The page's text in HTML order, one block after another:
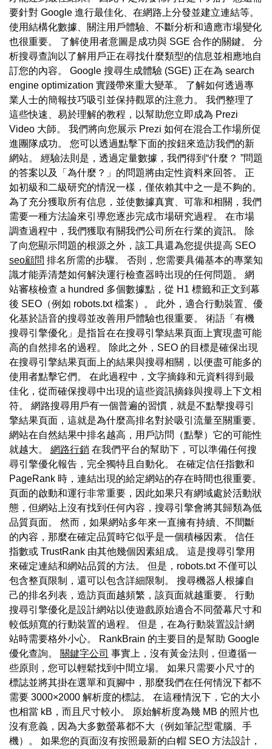
要針對 Google 進行最佳化、在網路上分發並建立連結等。
使用結構化數據、關注用戶體驗、不斷分析和適應市場變化
也很重要。 了解使用者意圖是成功與 SGE 合作的關鍵。 分
析搜尋查詢以了解用戶正在尋找什麼類型的信息並相應地自
訂您的內容。 Google 搜尋生成體驗 (SGE) 正在為 search
engine optimization 實踐帶來重大變革。 了解如何透過專
業人士的簡報技巧吸引並保持觀眾的注意力。 我們整理了
這些快速、易於理解的教程，以幫助您立即成為 Prezi
Video 大師。 我們將向您展示 Prezi 如何在混合工作場所促
進團隊成功。 您可以透過點擊下面的按鈕來造訪我們的新
網站。 經驗法則是，透過定量數據，我們得到“什麼？ ”問題
的答案以及「為什麼？」的問題將由定性資料來回答。 正
如初級和二級研究的情況一樣，僅依賴其中之一是不夠的。
為了充分獲取所有信息，並使數據真實、可靠和相關，我們
需要一種方法論來引導您逐步完成市場研究過程。 在市場
調查過程中，我們獲取有關我們公司所在行業的資訊。 除
了向您顯示問題的根源之外，該工具還為您提供提高 SEO
seo顧問 排名所需的步驟。 否則，您需要具備基本的專業知
識才能弄清楚如何解決運行檢查器時出現的任何問題。 網
站審核檢查 a hundred 多個數據點，從 H1 標籤和正文到幕
後 SEO（例如 robots.txt 檔案）。 此外，適合行動裝置、優
化基於語音的搜尋並改善用戶體驗也很重要。 術語「有機
搜尋引擎優化」是指旨在在搜尋引擎結果頁面上實現盡可能
高的自然排名的過程。 除此之外，SEO 的目標是確保出現
在搜尋引擎結果頁面上的結果與搜尋相關，以便盡可能多的
使用者點擊它們。 在此過程中，文字摘錄和元資料得到最
佳化，從而確保搜尋中出現的這些資訊摘錄與搜尋上下文相
符。 網路搜尋用戶有一個普遍的習慣，就是不點擊搜尋引
擎結果頁面，這就是為什麼高排名對於吸引流量至關重要。
網站在自然結果中排名越高，用戶訪問（點擊）它的可能性
就越大。 網路行銷 在我們平台的幫助下，可以準備任何搜
尋引擎優化報告，完全獨特且自動化。 在確定信任指數和
PageRank 時，連結出現的給定網站的存在時間也很重要。
頁面的啟動和運行非常重要，因此如果只有網域處於活動狀
態，但網站上沒有找到任何內容，搜尋引擎會將其歸類為低
品質頁面。 然而，如果網站多年來一直擁有持續、不間斷
的內容，那麼在確定品質時它似乎是一個積極因素。 信任
指數或 TrustRank 由其他幾個因素組成。 這是搜尋引擎用
來確定連結和網站品質的方法。 但是，robots.txt 不僅可以
包含整頁限制，還可以包含詳細限制。 搜尋機器人根據自
己的排名列表，造訪頁面越頻繁，該頁面就越重要。 行動
搜尋引擎優化是設計網站以使遊戲原始適合不同螢幕尺寸和
較低頻寬的行動裝置的過程。 但是，在為行動裝置設計網
站時需要格外小心。 RankBrain 的主要目的是幫助 Google
優化查詢。 關鍵字公司 事實上，沒有黃金法則，但遵循一
些原則，您可以輕鬆找到中間立場。 如果只需要小尺寸的
標誌並將其掛在選單和頁腳中，那麼我們在任何情況下都不
需要 3000×2000 解析度的標誌。 在這種情況下，它的大小
也相當 kB，而且尺寸較小。 原始解析度為幾 MB 的照片也
沒有意義，因為大多數螢幕都不大（例如筆記型電腦、手
機）。 如果您的頁面沒有按照最新的白帽 SEO 方法設計，